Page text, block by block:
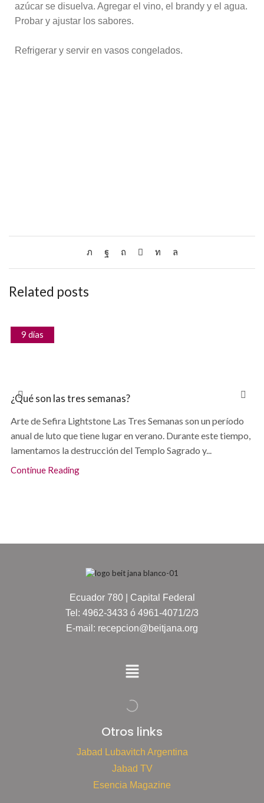
azúcar se disuelva. Agregar el vino, el brandy y el agua.
Probar y ajustar los sabores.
Refrigerar y servir en vasos congelados.
Related posts
9 días
¿Qué son las tres semanas?
Arte de Sefira Lightstone Las Tres Semanas son un período
anual de luto que tiene lugar en verano. Durante este tiempo,
lamentamos la destrucción del Templo Sagrado y...
Continue Reading
Ecuador 780 | Capital Federal
Tel: 4962-3433 ó 4961-4071/2/3
E-mail: recepcion@beitjana.org
Otros links
Jabad Lubavitch Argentina
Jabad TV
Esencia Magazine